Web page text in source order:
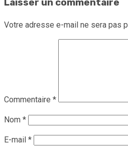
Laisser un commentaire
Votre adresse e-mail ne sera pas
Commentaire *
Nom *
E-mail *